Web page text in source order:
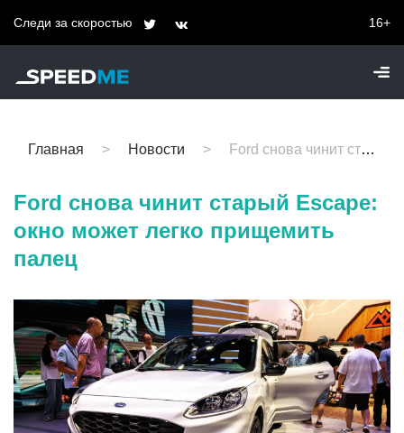
Следи за скоростью 16+
Главная Новости Ford снова чинит старый Escape: окно может легко прищемить палец
Ford снова чинит старый Escape:
окно может легко прищемить
палец